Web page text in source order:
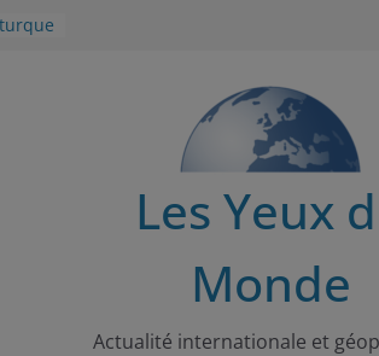
Les Yeux
Monde
Actualité internationale et